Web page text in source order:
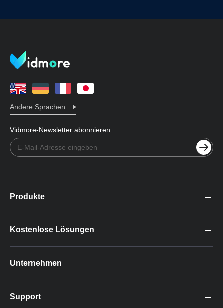
Andere Sprachen
Vidmore-Newsletter abonnieren:
Produkte
Kostenlose Lösungen
Unternehmen
Support